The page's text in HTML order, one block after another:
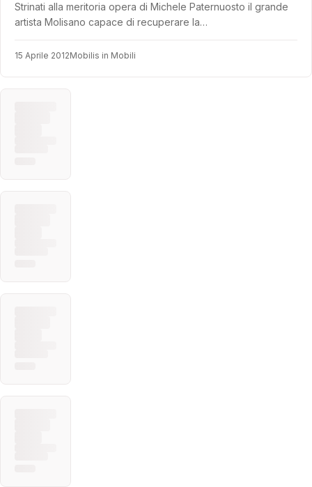
Strinati alla meritoria opera di Michele Paternuosto il grande
artista Molisano capace di recuperare la…
15 Aprile 2012Mobilis in Mobili